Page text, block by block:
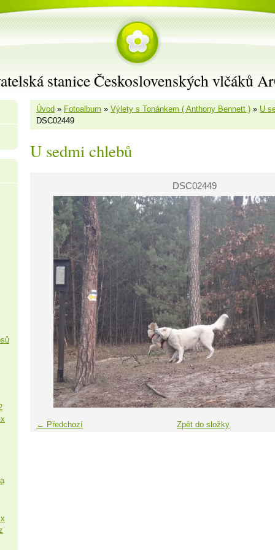
stanice Československých vlčáků
Úvod » Fotoalbum » Výlety s Tonánkem ( Anthony Bennett ) » U
DSC02449
U sedmi chlebů
DSC02449
← Předchozí Zpět do složky